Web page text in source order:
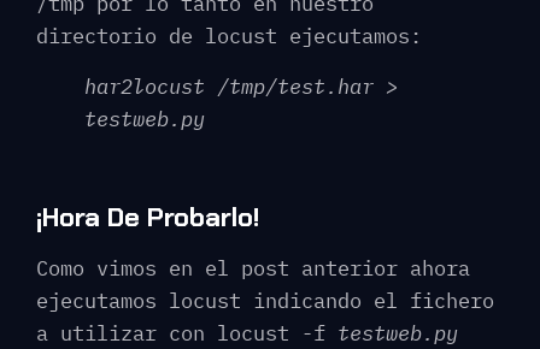
directorio de locust ejecutamos:
har2locust /tmp/test.har >
testweb.py
¡Hora De Probarlo!
Como vimos en el post anterior ahora
ejecutamos locust indicando el fichero
a utilizar con locust -f testweb.py